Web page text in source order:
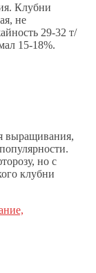
Клубни
не
29-32 т/
15-18%.
выращивания,
но с
клубни